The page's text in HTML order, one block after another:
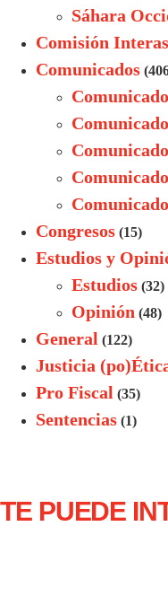
Sáhara
Comisión
Comunicados
Congresos (15)
Estudios y
Estudios (32)
Opinión (48)
General (122)
Justicia
Pro Fiscal (35)
Sentencias (1)
TE PUEDE